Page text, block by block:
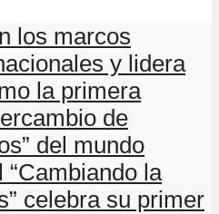
los marcos
y lidera
la primera
de
del mundo
“Cambiando la
celebra su primer